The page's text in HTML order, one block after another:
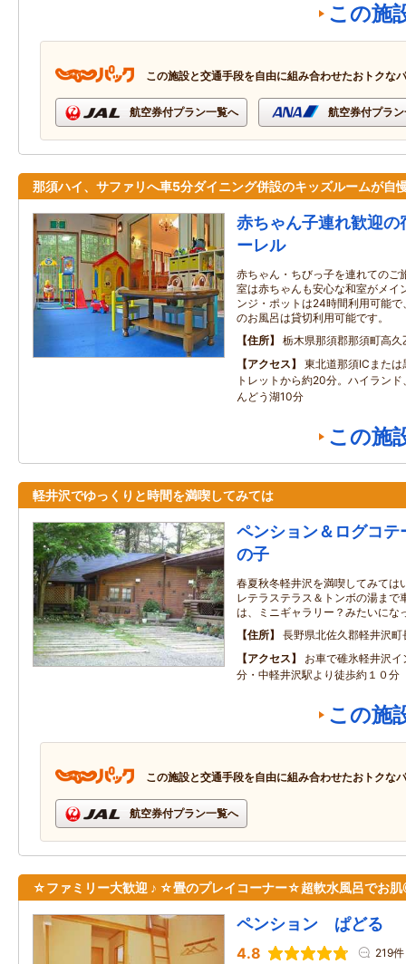
この施
この施設と交通手段を自由に組み合わせたおトクな
航空券付プラン一覧へ 航空券付プラ
那須ハイ、サファリへ車5分ダイニング併設のキッズルームが自
赤ちゃん子連れ歓迎
ーレル
赤ちゃん・ちびっ子を連れてのご
室は赤ちゃんも安心な和室がメイ
ンジ・ポットは24時間利用可能
のお風呂は貸切利用可能です。
住所
栃木県那須郡那須町高
アクセス
東北道那須ICまた
トレットから約20分。ハイラン
んどう湖10分
この施
軽井沢でゆっくりと時間を満喫してみては
ペンション＆ログコ
の子
春夏秋冬軽井沢を満喫してみては
レテラステラス＆トンボの湯まで
は、ミニギャラリー？みたいにな
住所
長野県北佐久郡軽井沢
アクセス
お車で碓氷軽井沢
分・中軽井沢駅より徒歩約１０分
この施
この施設と交通手段を自由に組み合わせたおトクな
航空券付プラン一覧へ
☆ファミリー大歓迎 ♪ ☆畳のプレイコーナー☆超軟水風呂でお
ペンション ぱどる
4.8 219件